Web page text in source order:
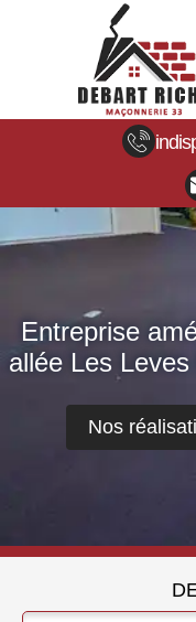
Entreprise
allée Les
Nos